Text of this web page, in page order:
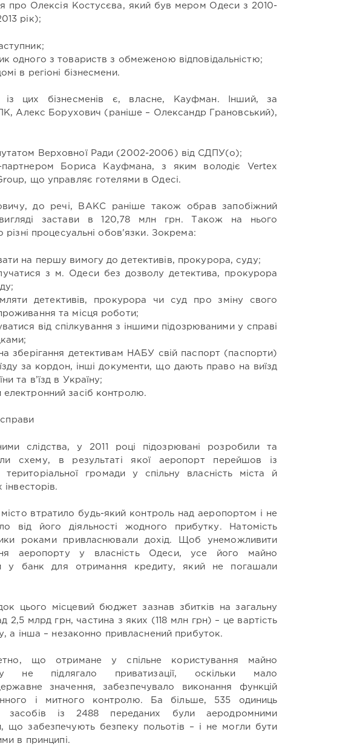
про Олексія Костусєва, який був мером Одеси з 2010-
рік);
одного з товариств з обмеженою відповідальністю;
в регіоні бізнесмени.
із цих бізнесменів є, власне, Кауфман. Інший, за
Алекс Борухович (раніше – Олександр Грановський),
Верховної Ради (2002-2006) від СДПУ(о);
партнером Бориса Кауфмана, з яким володіє Vertex
що управляє готелями в Одесі.
до речі, ВАКС раніше також обрав запобіжний
застави в 120,78 млн грн. Також на нього
різні процесуальні обов'язки. Зокрема:
на першу вимогу до детективів, прокурора, суду;
з м. Одеси без дозволу детектива, прокурора
детективів, прокурора чи суд про зміну свого
та місця роботи;
від спілкування з іншими підозрюваними у справі
зберігання детективам НАБУ свій паспорт (паспорти)
за кордон, інші документи, що дають право на виїзд
та в’їзд в Україну;
електронний засіб контролю.
справи
слідства, у 2011 році підозрювані розробили та
схему, в результаті якої аеропорт перейшов із
територіальної громади у спільну власність міста й
інвесторів.
місто втратило будь-який контроль над аеропортом і не
від його діяльності жодного прибутку. Натомість
роками привласнювали дохід. Щоб унеможливити
аеропорту у власність Одеси, усе його майно
у банк для отримання кредиту, який не погашали
цього місцевий бюджет зазнав збитків на загальну
2,5 млрд грн, частина з яких (118 млн грн) – це вартість
а інша – незаконно привласнений прибуток.
що отримане у спільне користування майно
не підлягало приватизації, оскільки мало
значення, забезпечувало виконання функцій
і митного контролю. Ба більше, 535 одиниць
засобів із 2488 переданих були аеродромними
що забезпечують безпеку польотів – і не могли бути
в принципі.